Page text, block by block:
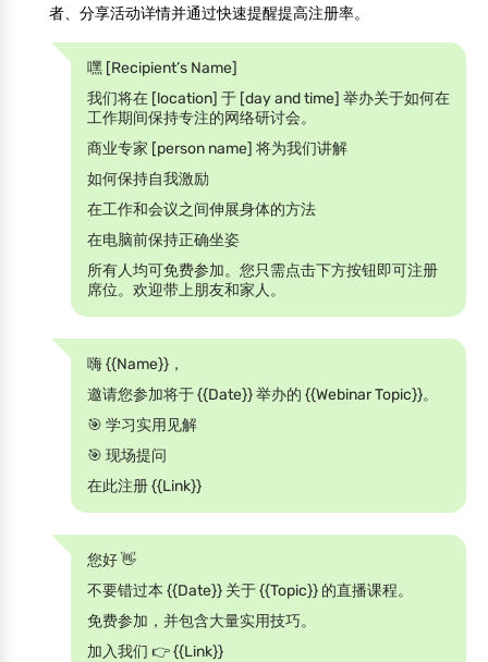
者、分享活动详情并通过快速提醒提高注册率。
嘿 [Recipient’s Name]
我们将在 [location] 于 [day and time] 举办关于如何在
工作期间保持专注的网络研讨会。
商业专家 [person name] 将为我们讲解
如何保持自我激励
在工作和会议之间伸展身体的方法
在电脑前保持正确坐姿
所有人均可免费参加。您只需点击下方按钮即可注册
席位。欢迎带上朋友和家人。
嗨 {{Name}}，
邀请您参加将于 {{Date}} 举办的 {{Webinar Topic}}。
🎯 学习实用见解
🎯 现场提问
在此注册 {{Link}}
您好 👋
不要错过本 {{Date}} 关于 {{Topic}} 的直播课程。
免费参加，并包含大量实用技巧。
加入我们 👉 {{Link}}